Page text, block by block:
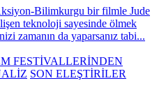
Bilimkurgu bir filmle Jude
teknoloji sayesinde ölmek
zamanın da yaparsanız tabi...
FESTİVALLERİNDEN
SON ELEŞTİRİLER